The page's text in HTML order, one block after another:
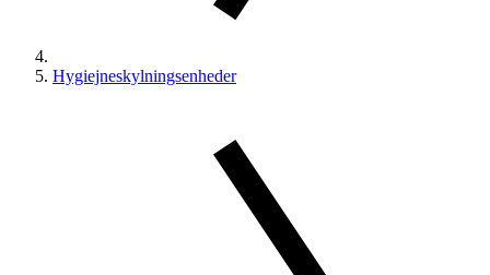
Hygiejneskylningsenheder